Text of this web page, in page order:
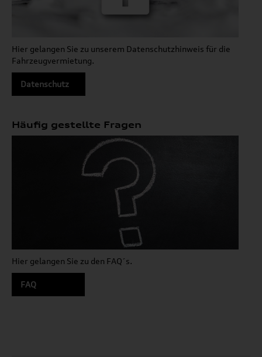
Hier gelangen Sie zu unserem Datenschutzhinweis für die
Fahrzeugvermietung.
Datenschutz
Häufig gestellte Fragen
Hier gelangen Sie zu den FAQ´s.
FAQ